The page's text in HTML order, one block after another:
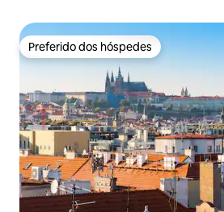
Preferido dos hóspedes
Preferido dos hóspedes